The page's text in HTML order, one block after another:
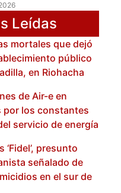
Leídas
mortales que dejó
público
en Riohacha
de Air-e en
por los constantes
servicio de energía
presunto
señalado de
en el sur de